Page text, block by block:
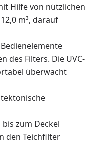
Hilfe von nützlichen
m³, darauf
des Filters. Die UVC-
überwacht
zum Deckel
den Teichfilter